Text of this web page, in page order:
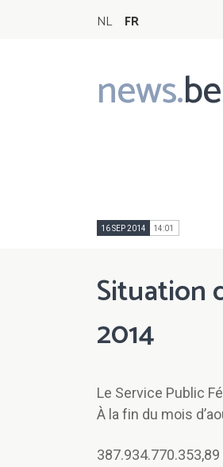
NL FR
news.
Main
navigation
16 SEP 2014 14:01
Situation
2014
Le Service Public
À la fin du mois